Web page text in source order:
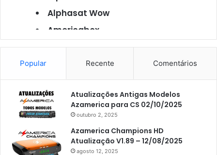
Alphasat Wow
Americabox
Americabox S101
Americabox S105
Americabox S105 Plus
Americabox S205
Americabox S205 Plus
Americabox S305 Plus
Artcom
Popular Recente Comentários
Atualizações Antigas Modelos
Azamerica para CS 02/10/2025
outubro 2, 2025
Azamerica Champions HD
Atualização V1.89 – 12/08/2025
agosto 12, 2025